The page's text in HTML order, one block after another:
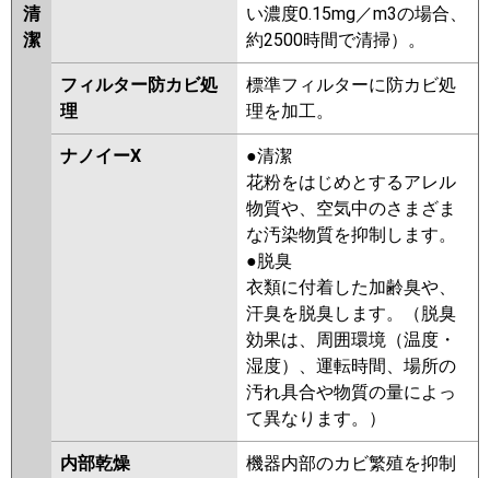
清
潔
い濃度0.15mg／m3の場合、
約2500時間で清掃）。
フィルター防カビ処
理
標準フィルターに防カビ処
理を加工。
ナノイーX
●清潔
花粉をはじめとするアレル
物質や、空気中のさまざま
な汚染物質を抑制します。
●脱臭
衣類に付着した加齢臭や、
汗臭を脱臭します。（脱臭
効果は、周囲環境（温度・
湿度）、運転時間、場所の
汚れ具合や物質の量によっ
て異なります。）
内部乾燥
機器内部のカビ繁殖を抑制